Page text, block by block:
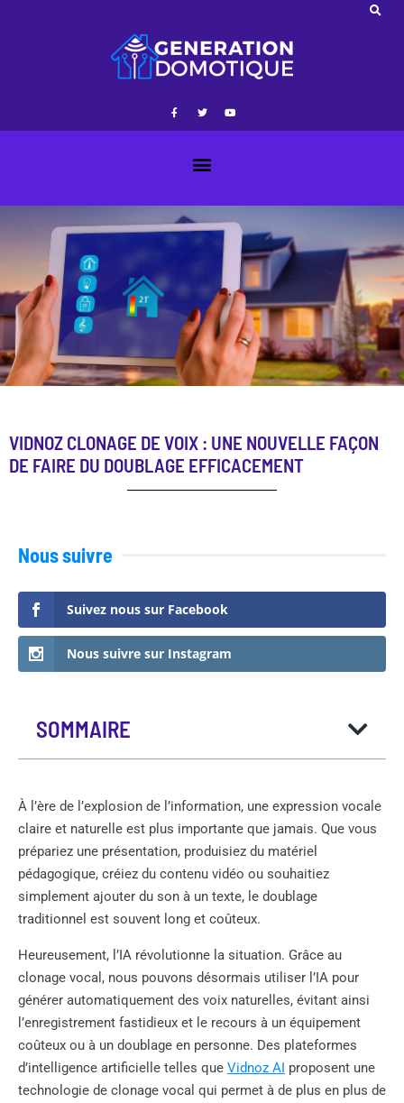
VIDNOZ CLONAGE DE VOIX : UNE NOUVELLE FAÇON
DE FAIRE DU DOUBLAGE EFFICACEMENT
Nous suivre
Suivez nous sur Facebook
Nous suivre sur Instagram
SOMMAIRE
À l’ère de l’explosion de l’information, une expression vocale
claire et naturelle est plus importante que jamais. Que vous
prépariez une présentation, produisiez du matériel
pédagogique, créiez du contenu vidéo ou souhaitiez
simplement ajouter du son à un texte, le doublage
traditionnel est souvent long et coûteux.
Heureusement, l’IA révolutionne la situation. Grâce au
clonage vocal, nous pouvons désormais utiliser l’IA pour
générer automatiquement des voix naturelles, évitant ainsi
l’enregistrement fastidieux et le recours à un équipement
coûteux ou à un doublage en personne. Des plateformes
d’intelligence artificielle telles que Vidnoz AI proposent une
technologie de clonage vocal qui permet à de plus en plus de